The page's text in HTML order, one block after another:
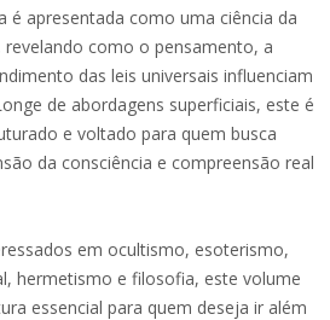
é apresentada como uma ciência da
revelando como o pensamento, a
das leis universais influenciam
de abordagens superficiais, este é
e voltado para quem busca
da consciência e compreensão real
em ocultismo, esoterismo,
hermetismo e filosofia, este volume
essencial para quem deseja ir além